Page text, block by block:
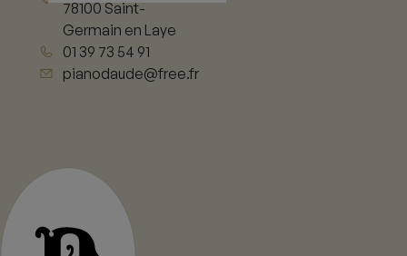
78100 Saint-
Germain en Laye
01 39 73 54 91
pianodaude@free.fr